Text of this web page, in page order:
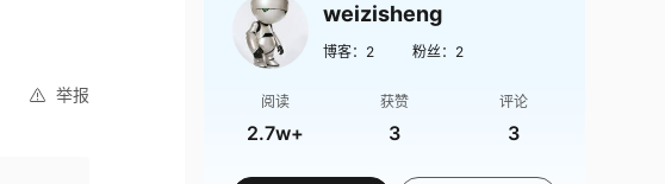
举报
weizisheng
博客： 2 粉丝： 2
阅读
2.7w+
获赞
3
评论
3